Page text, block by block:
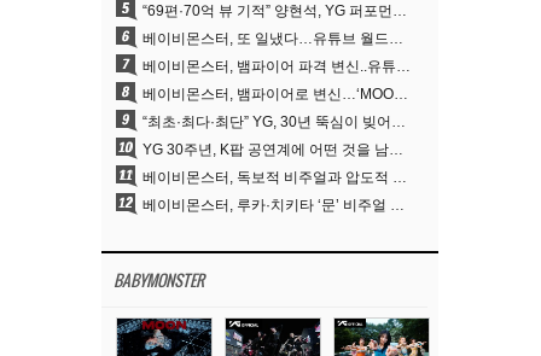
5 “69편·70억 뷰 기적” 양현석, YG 퍼포먼스 비디오 100% 직접 만든 이유
6 베이비몬스터, 또 일냈다…유튜브 월드와이드 1위
7 베이비몬스터, 뱀파이어 파격 변신..유튜브 트렌딩 1위 직행
8 베이비몬스터, 뱀파이어로 변신…‘MOON’으로 찍은 3개월 프로젝트
9 “최초·최다·최단” YG, 30년 뚝심이 빚어낸 K팝 투어의 새 지평
10 YG 30주년, K팝 공연계에 어떤 것을 남겼나
11 베이비몬스터, 독보적 비주얼과 압도적 소화력..’MOON’
12 베이비몬스터, 루카·치키타 ‘문’ 비주얼 공개…절제된 카리스마·유니크 비주얼
BABYMONSTER